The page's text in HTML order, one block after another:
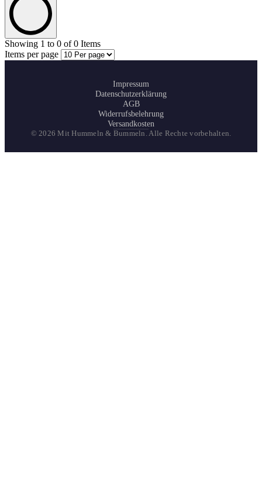
Showing 1 to 0 of0 Items
Items per page
Impressum
Datenschutzerklärung
AGB
Widerrufsbelehrung
Versandkosten
© 2026 Mit Hummeln & Bummeln. Alle Rechte vorbehalten.